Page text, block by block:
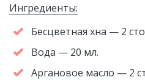
Ингредиенты:
Бесцветная хна — 2
Вода — 20 мл.
Аргановое масло — 2